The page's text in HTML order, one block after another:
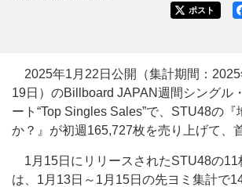
ポスト
2025年1月22日公開（集計期間：2025
19日）のBillboard JAPAN週間シングル
ート“Top Singles Sales”で、STU48の『
か？』が初週165,727枚を売り上げて、
1月15日にリリースされたSTU48の11
は、1月13日～1月15日の先ヨミ集計で